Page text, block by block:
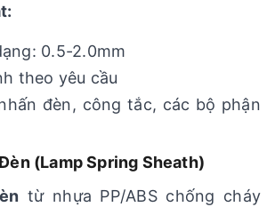
0.5-2.0mm
theo yêu cầu
đèn, công tắc, các bộ phận
(Lamp Spring Sheath)
từ nhựa PP/ABS chống cháy